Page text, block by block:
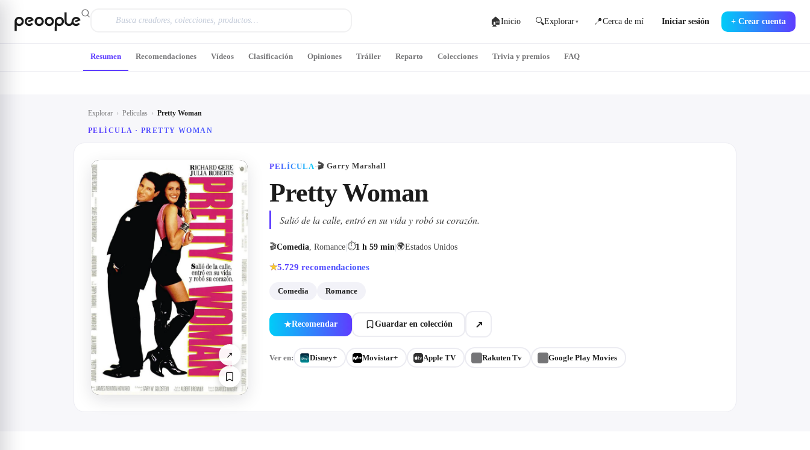
🏠Inicio 🔍Explorar ▾ 📍Cerca de mí Iniciar sesión + Crear cuenta
Explorar › Películas › Pretty Woman
PELÍCULA · PRETTY WOMAN
↗
PELÍCULA·🎬 Garry Marshall
Pretty Woman
Salió de la calle, entró en su vida y robó su corazón.
🎬Comedia, Romance ⏱1 h 59 min 🌍Estados Unidos
★5.729 recomendaciones
Comedia Romance
★Recomendar Guardar en colección ↗
Ver en: Disney+ Movistar+ Apple TV Rakuten Tv Google Play Movies
Resumen Recomendaciones Vídeos Clasificación Opiniones Tráiler Reparto Colecciones Trivia y premios FAQ